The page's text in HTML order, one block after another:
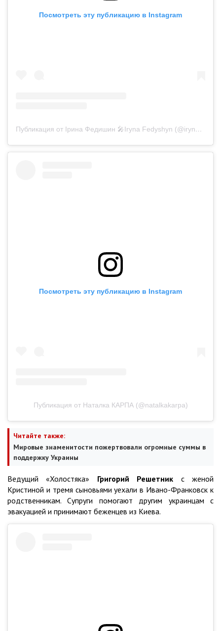
Посмотреть эту публикацию в Instagram
Публикация от Ірина Федишин 🎤Iryna Fedyshyn (@irynafedyshyn)
Посмотреть эту публикацию в Instagram
Публикация от Наталка КАРПА (@natalkakarpa)
Читайте также:
Мировые знаменитости пожертвовали огромные суммы в
поддержку Украины
Ведущий «Холостяка» Григорий Решетник с женой
Кристиной и тремя сыновьями уехали в Ивано-Франковск к
родственникам. Супруги помогают другим украинцам с
эвакуацией и принимают беженцев из Киева.